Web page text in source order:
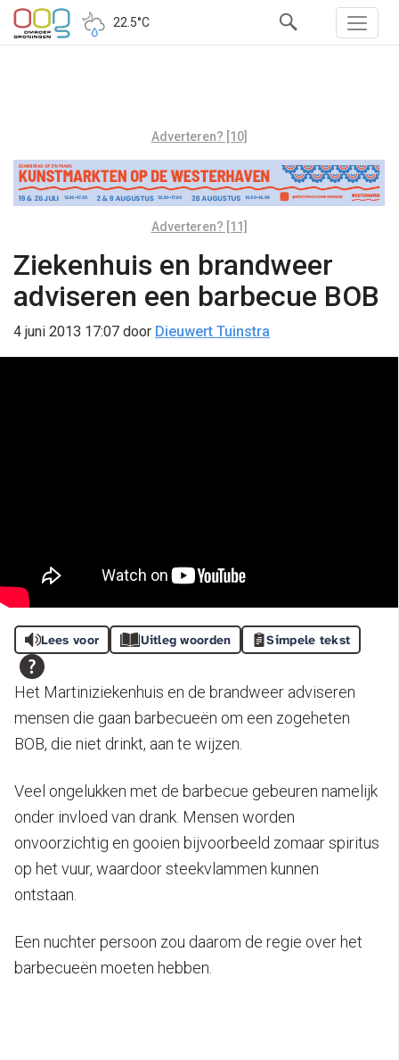
22.5°C
Adverteren? [10]
Adverteren? [11]
Ziekenhuis en brandweer
adviseren een barbecue BOB
4 juni 2013 17:07 door Dieuwert Tuinstra
Lees voor Uitleg woorden Simpele tekst
Het Martiniziekenhuis en de brandweer adviseren
mensen die gaan barbecueën om een zogeheten
BOB, die niet drinkt, aan te wijzen.
Veel ongelukken met de barbecue gebeuren namelijk
onder invloed van drank. Mensen worden
onvoorzichtig en gooien bijvoorbeeld zomaar spiritus
op het vuur, waardoor steekvlammen kunnen
ontstaan.
Een nuchter persoon zou daarom de regie over het
barbecueën moeten hebben.